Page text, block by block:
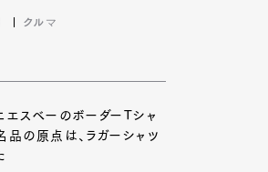
クルマ
エスベーのボーダーTシャ
品の原点は、ラガーシャツ